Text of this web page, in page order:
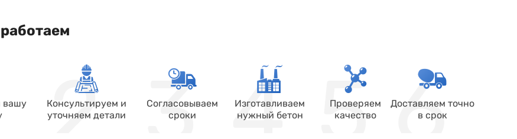
вашу
Консультируем и
уточняем детали
Согласовываем
сроки
Изготавливаем
нужный бетон
Проверяем
качество
Доставляем точно
в срок